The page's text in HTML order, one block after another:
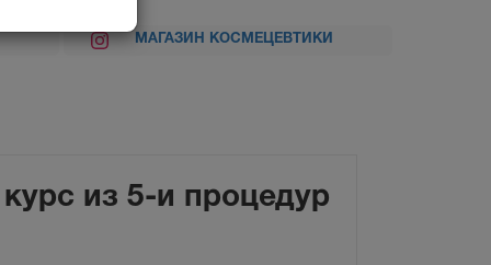
МАГАЗИН КОСМЕЦЕВТИКИ
из 5-и процедур